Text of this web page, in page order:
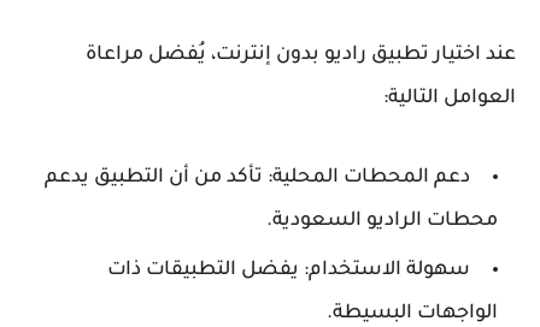
عند اختيار تطبيق راديو بدون إنترنت، يُفضل مراعاة
العوامل التالية:
دعم المحطات المحلية: تأكد من أن التطبيق يدعم
محطات الراديو السعودية.
سهولة الاستخدام: يفضل التطبيقات ذات
الواجهات البسيطة.